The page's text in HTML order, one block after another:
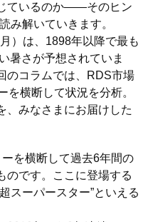
ているのか――そのヒン
み解いていきます。
）は、1898年以降で最も
暑さが予想されていま
のコラムでは、RDS市場
を横断して状況を分析。
、みなさまにお届けした
を横断して過去6年間の
のです。ここに登場する
スーパースター”といえる